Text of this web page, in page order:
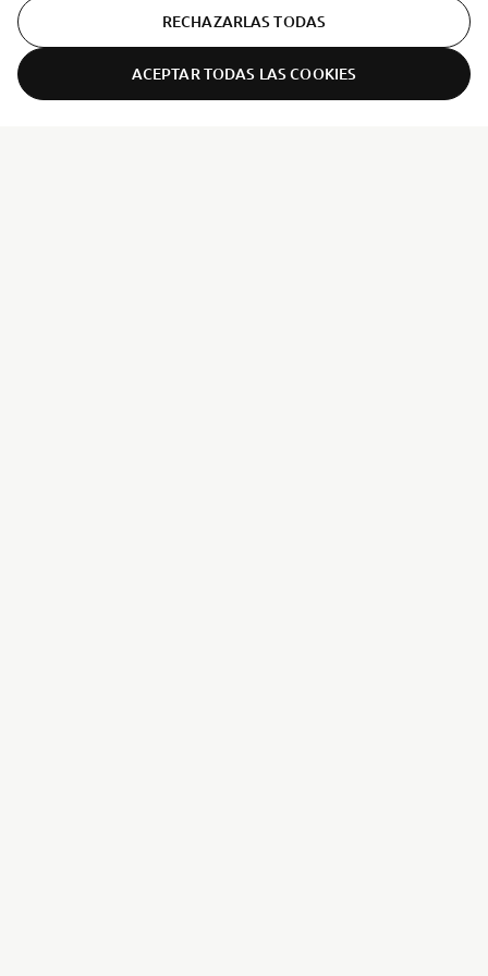
RECHAZARLAS TODAS
ACEPTAR TODAS LAS COOKIES